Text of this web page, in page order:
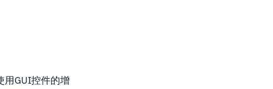
用GUI控件的增